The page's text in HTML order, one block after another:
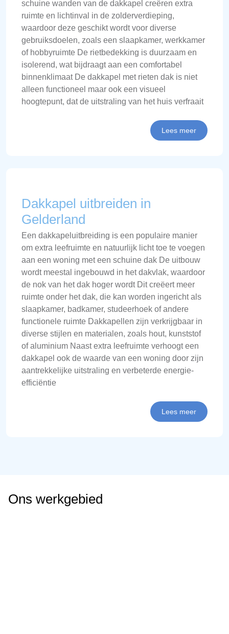
schuine wanden van de dakkapel creëren extra
ruimte en lichtinval in de zolderverdieping,
waardoor deze geschikt wordt voor diverse
gebruiksdoelen, zoals een slaapkamer, werkkamer
of hobbyruimte De rietbedekking is duurzaam en
isolerend, wat bijdraagt aan een comfortabel
binnenklimaat De dakkapel met rieten dak is niet
alleen functioneel maar ook een visueel
hoogtepunt, dat de uitstraling van het huis verfraait
Lees meer
Dakkapel uitbreiden in
Gelderland
Een dakkapeluitbreiding is een populaire manier
om extra leefruimte en natuurlijk licht toe te voegen
aan een woning met een schuine dak De uitbouw
wordt meestal ingebouwd in het dakvlak, waardoor
de nok van het dak hoger wordt Dit creëert meer
ruimte onder het dak, die kan worden ingericht als
slaapkamer, badkamer, studeerhoek of andere
functionele ruimte Dakkapellen zijn verkrijgbaar in
diverse stijlen en materialen, zoals hout, kunststof
of aluminium Naast extra leefruimte verhoogt een
dakkapel ook de waarde van een woning door zijn
aantrekkelijke uitstraling en verbeterde energie-
efficiëntie
Lees meer
Ons werkgebied